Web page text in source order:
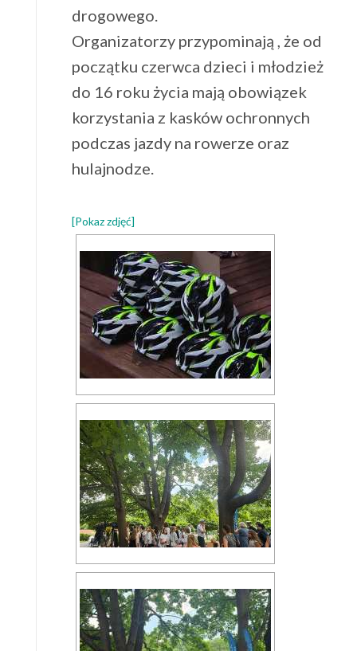
drogowego.
Organizatorzy przypominają , że od
początku czerwca dzieci i młodzież
do 16 roku życia mają obowiązek
korzystania z kasków ochronnych
podczas jazdy na rowerze oraz
hulajnodze.
[Pokaz zdjęć]